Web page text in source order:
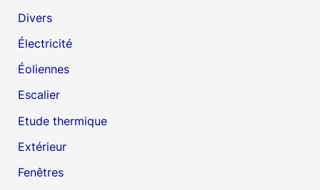
Divers
Électricité
Éoliennes
Escalier
Etude thermique
Extérieur
Fenêtres